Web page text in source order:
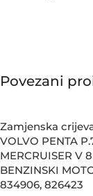
Povezani
Zamjenska
VOLVO PENTA
MERCRUISER V 8
BENZINSKI
834906, 826423